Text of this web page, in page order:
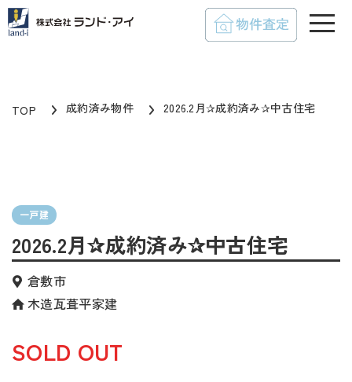
TOP 成約済み物件 2026.2月✰成約済み✰中古住宅
一戸建
2026.2月✰成約済み✰中古住宅
倉敷市
木造瓦葺平家建
SOLD OUT